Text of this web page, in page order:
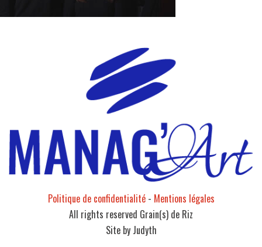
Politique de confidentialité- Mentions légales
All rights reserved Grain(s) de Riz
Site by Judyth